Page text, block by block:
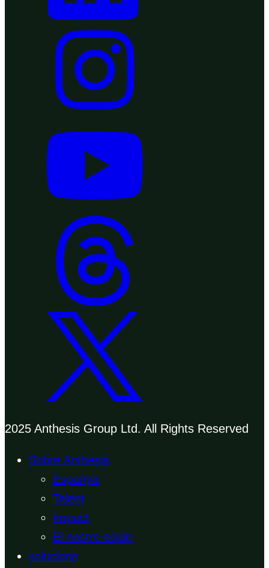
2025 Anthesis Group Ltd. All Rights Reserved
Sobre Anthesis
Espanya
Talent
Impact
El nostre equip
solucions